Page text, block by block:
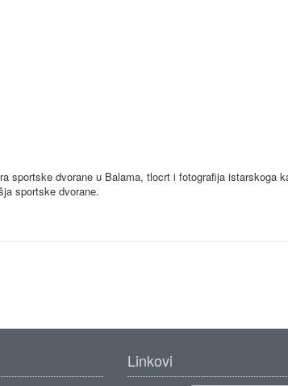
sportske dvorane u Balama, tlocrt i fotografija istarskoga
sportske dvorane.
Linkovi